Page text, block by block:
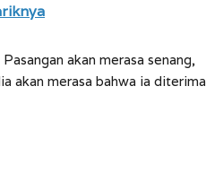
akan merasa senang,
akan merasa bahwa ia diterima